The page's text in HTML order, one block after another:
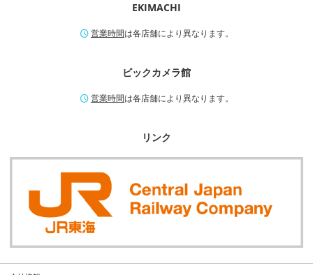
EKIMACHI
営業時間は各店舗により異なります。
ビックカメラ館
営業時間は各店舗により異なります。
リンク